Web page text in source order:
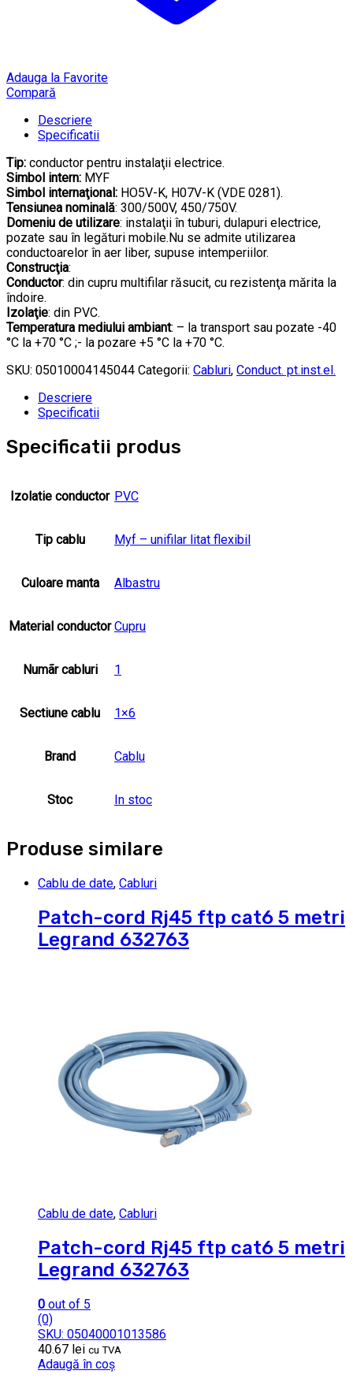
Adauga la Favorite
Compară
Descriere
Specificatii
Tip: conductor pentru instalaţii electrice.
Simbol intern: MYF
Simbol internaţional: HO5V-K, H07V-K (VDE 0281).
Tensiunea nominală: 300/500V, 450/750V.
Domeniu de utilizare: instalaţii în tuburi, dulapuri electrice,
pozate sau în legături mobile.Nu se admite utilizarea
conductoarelor în aer liber, supuse intemperiilor.
Construcţia:
Conductor: din cupru multifilar răsucit, cu rezistenţa mărita la
îndoire.
Izolaţie: din PVC.
Temperatura mediului ambiant: – la transport sau pozate -40
°C la +70 °C ;- la pozare +5 °C la +70 °C.
SKU: 05010004145044 Categorii: Cabluri, Conduct. pt.inst.el.
Descriere
Specificatii
Specificatii produs
Izolatie conductor PVC
Tip cablu Myf – unifilar litat flexibil
Culoare manta Albastru
Material conductor Cupru
Numãr cabluri 1
Sectiune cablu 1×6
Brand Cablu
Stoc In stoc
Produse similare
Cablu de date, Cabluri
Patch-cord Rj45 ftp cat6 5 metri
Legrand 632763
Cablu de date, Cabluri
Patch-cord Rj45 ftp cat6 5 metri
Legrand 632763
0 out of 5
(0)
SKU: 05040001013586
40.67 lei cu TVA
Adaugă în coș